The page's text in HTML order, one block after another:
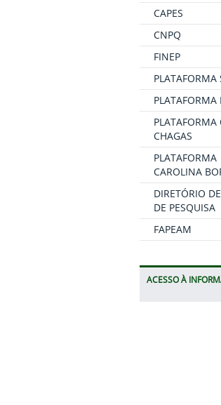
CAPES
CNPQ
FINEP
PLATAFORMA
PLATAFORMA
PLATAFORMA
CHAGAS
PLATAFORMA
CAROLINA
DIRETÓRIO
DE PESQUISA
FAPEAM
ACESSO À